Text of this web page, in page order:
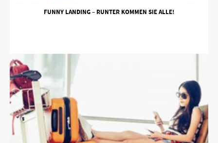
FUNNY LANDING – RUNTER KOMMEN SIE ALLE!